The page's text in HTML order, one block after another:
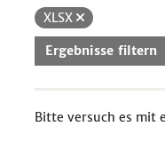
XLSX
Ergebnisse filtern
Bitte versuch es mit